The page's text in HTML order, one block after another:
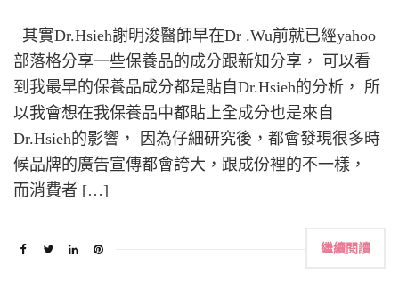
其實Dr.Hsieh謝明浚醫師早在Dr .Wu前就已經yahoo
部落格分享一些保養品的成分跟新知分享， 可以看
到我最早的保養品成分都是貼自Dr.Hsieh的分析， 所
以我會想在我保養品中都貼上全成分也是來自
Dr.Hsieh的影響， 因為仔細研究後，都會發現很多時
候品牌的廣告宣傳都會誇大，跟成份裡的不一樣，
而消費者 […]
繼續閱讀